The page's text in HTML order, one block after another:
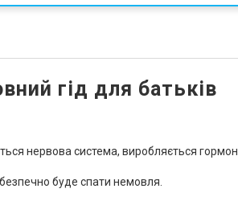
гід для батьків
нервова система, виробляється гормон
буде спати немовля.